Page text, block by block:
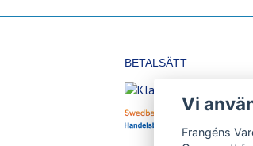
BETALSÄTT
Vi
Frangéns